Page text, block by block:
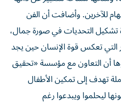
للآخرين. وأضافت أن الفن
تشكيل التحديات في صورة جمال،
تعكس قوة الإنسان حين يجد
أن التعاون مع مؤسسة «تحقيق
تهدف إلى تمكين الأطفال
ليحلموا ويبدعوا رغم